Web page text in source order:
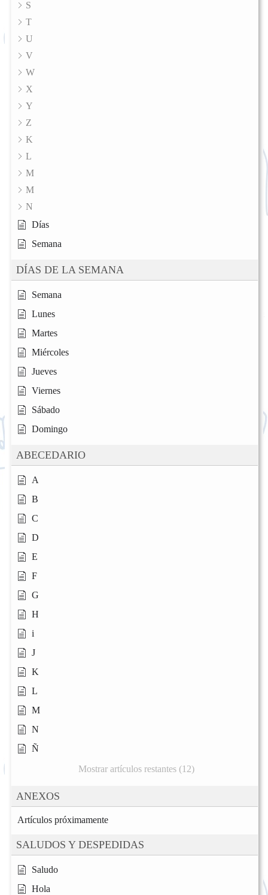
S
T
U
V
W
X
Y
Z
K
L
M
M
N
Días
Semana
DÍAS DE LA SEMANA
Semana
Lunes
Martes
Miércoles
Jueves
Viernes
Sábado
Domingo
ABECEDARIO
A
B
C
D
E
F
G
H
i
J
K
L
M
N
Ñ
Mostrar artículos restantes (12)
ANEXOS
Artículos próximamente
SALUDOS Y DESPEDIDAS
Saludo
Hola